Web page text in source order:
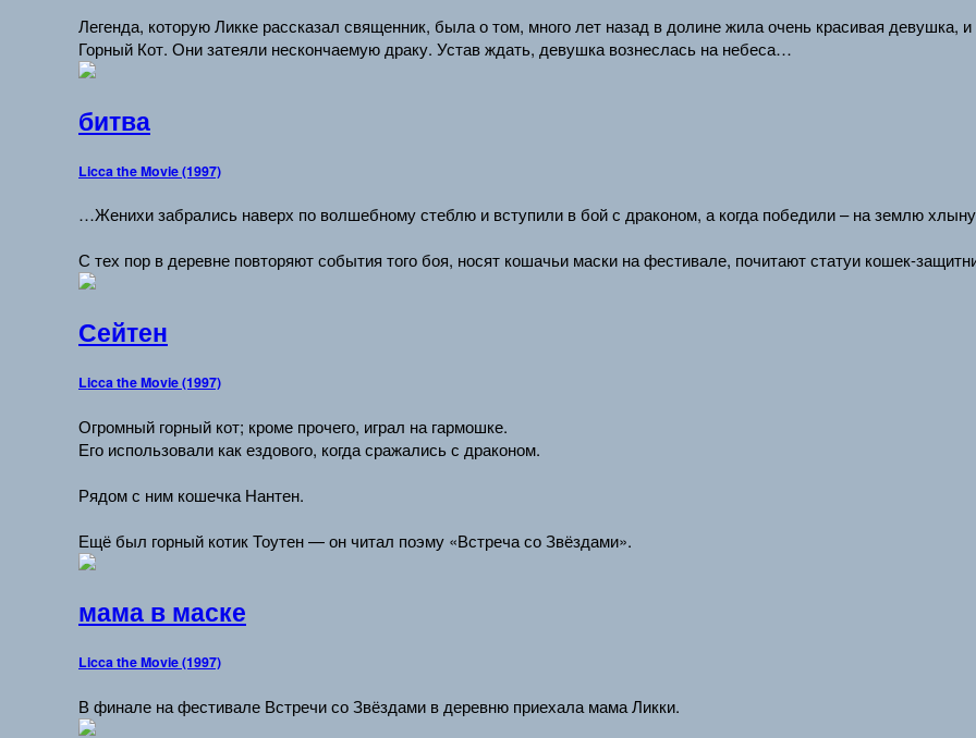
Легенда, которую Ликке рассказал священник, была о том, много лет назад в долине жила очень красивая девушка,
Горный Кот. Они затеяли нескончаемую драку. Устав ждать, девушка вознеслась на небеса…
битва
Licca the Movie (1997)
…Женихи забрались наверх по волшебному стеблю и вступили в бой с драконом, а когда победили – на землю
С тех пор в деревне повторяют события того боя, носят кошачьи маски на фестивале, почитают статуи кошек-
Сейтен
Licca the Movie (1997)
Огромный горный кот; кроме прочего, играл на гармошке.
Его использовали как ездового, когда сражались с драконом.
Рядом с ним кошечка Нантен.
Ещё был горный котик Тоутен — он читал поэму «Встреча со Звёздами».
мама в маске
Licca the Movie (1997)
В финале на фестивале Встречи со Звёздами в деревню приехала мама Ликки.